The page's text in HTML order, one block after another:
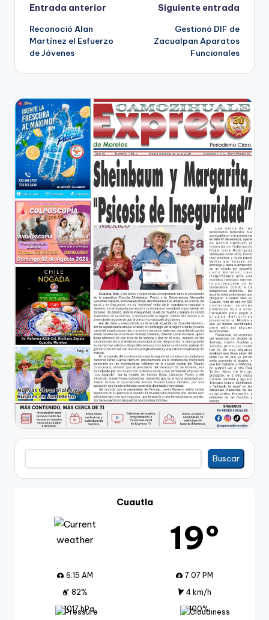
Navegación
de
entradas
Entrada anterior
Reconoció Alan
Martínez el Esfuerzo
de Jóvenes
Siguiente entrada
Gestionó DIF de
Zacualpan Aparatos
Funcionales
Buscar
Buscar
Cuautla
19º
6:15 AM
7:07 PM
82%
4 km/h
1017 hPa
100%